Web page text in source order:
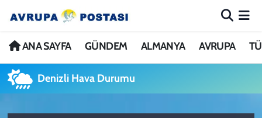
ANA SAYFA GÜNDEM ALMANYA AVRUPA
Denizli Hava Durumu
ANA SAYFA
GÜNDEM
Nöbetçi Eczaneler
Hava Durumu